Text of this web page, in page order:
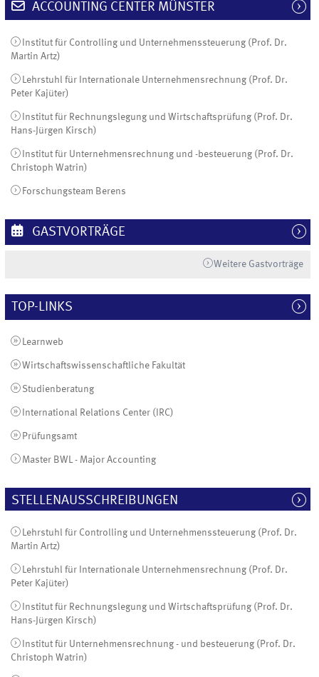
ACCOUNTING CENTER MÜNSTER
Institut für Controlling und Unternehmenssteuerung (Prof. Dr.
Martin Artz)
Lehrstuhl für Internationale Unternehmensrechnung (Prof. Dr.
Peter Kajüter)
Institut für Rechnungslegung und Wirtschaftsprüfung (Prof. Dr.
Hans-Jürgen Kirsch)
Institut für Unternehmensrechnung und -besteuerung (Prof. Dr.
Christoph Watrin)
Forschungsteam Berens
GASTVORTRÄGE
Weitere Gastvorträge
TOP-LINKS
Learnweb
Wirtschaftswissenschaftliche Fakultät
Studienberatung
International Relations Center (IRC)
Prüfungsamt
Master BWL - Major Accounting
STELLENAUSSCHREIBUNGEN
Lehrstuhl für Controlling und Unternehmenssteuerung (Prof. Dr.
Martin Artz)
Lehrstuhl für Internationale Unternehmensrechnung (Prof. Dr.
Peter Kajüter)
Institut für Rechnungslegung und Wirtschaftsprüfung (Prof. Dr.
Hans-Jürgen Kirsch)
Institut für Unternehmensrechnung - und besteuerung (Prof. Dr.
Christoph Watrin)